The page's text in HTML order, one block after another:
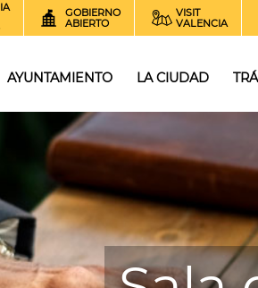
GOBIERNO
ABIERTO
VISIT
VALENCIA
AYUNTAMIENTO LA CIUDAD